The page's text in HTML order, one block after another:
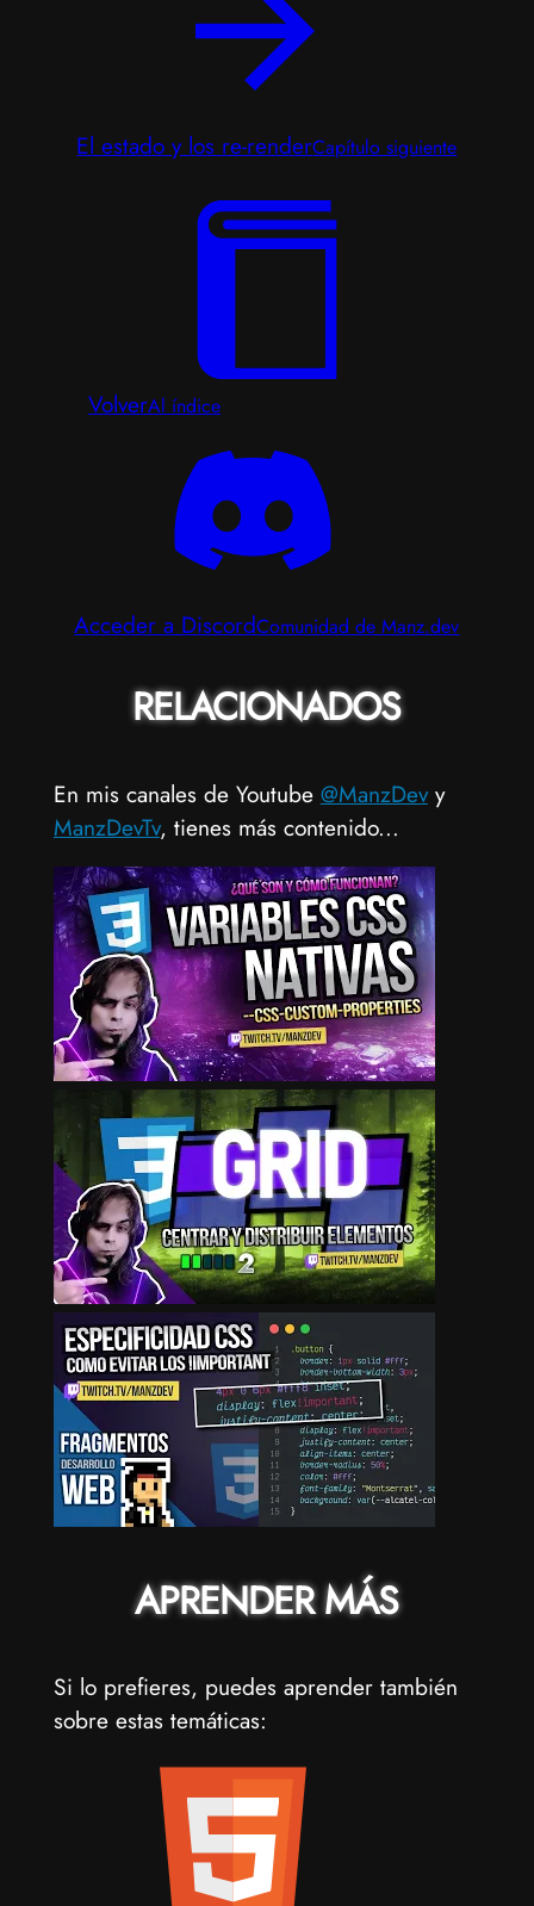
El estado y los re-renderCapítulo siguiente
VolverAl índice
Acceder a DiscordComunidad de Manz.dev
RELACIONADOS
En mis canales de Youtube @ManzDevy
ManzDevTv, tienes más contenido...
APRENDER MÁS
Si lo prefieres, puedes aprender también
sobre estas temáticas: